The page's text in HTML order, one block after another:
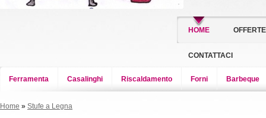
HOME
CONTATTACI
Ferramenta Casalinghi Riscaldamento Forni Barbeque
Home » Stufe a Legna